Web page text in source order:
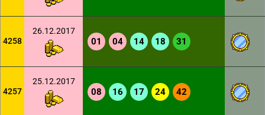
4258
26.12.2017
01 04 14 18 31
4257
25.12.2017
08 16 17 24 42